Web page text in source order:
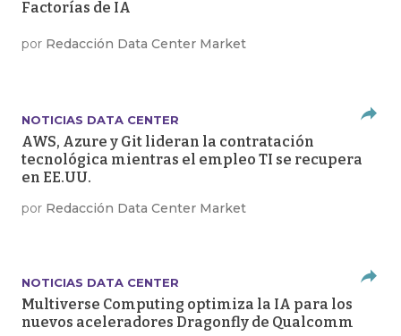
Factorías de IA
por Redacción Data Center Market
NOTICIAS DATA CENTER
AWS, Azure y Git lideran la contratación
tecnológica mientras el empleo TI se recupera
en EE.UU.
por Redacción Data Center Market
NOTICIAS DATA CENTER
Multiverse Computing optimiza la IA para los
nuevos aceleradores Dragonfly de Qualcomm